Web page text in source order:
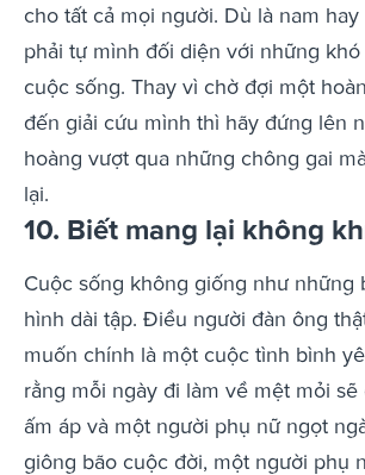
cho tất cả mọi người. Dù là nam
phải tự mình đối diện với những
cuộc sống. Thay vì chờ đợi một
đến giải cứu mình thì hãy đứng lên
hoàng vượt qua những chông gai
lại.
10. Biết mang lại không
Cuộc sống không giống như những
hình dài tập. Điều người đàn ông
muốn chính là một cuộc tình bình
rằng mỗi ngày đi làm về mệt mỏi
ấm áp và một người phụ nữ ngọt
giông bão cuộc đời, một người phụ